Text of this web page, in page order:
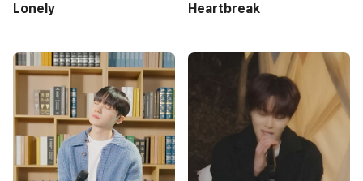
Lonely
Heartbreak